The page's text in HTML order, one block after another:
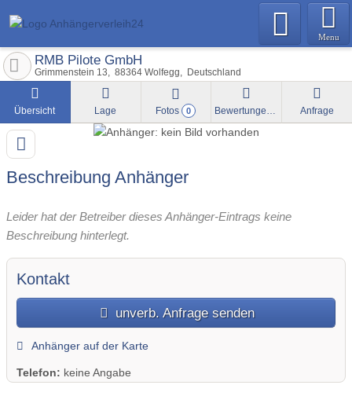
Menu
RMB Pilote GmbH
Grimmenstein 13 88364 Wolfegg Deutschland
Übersicht Lage Fotos 0 Bewertungen Anfrage
Beschreibung Anhänger
Leider hat der Betreiber dieses Anhänger-Eintrags keine
Beschreibung hinterlegt.
Kontakt
unverb. Anfrage senden
Anhänger auf der Karte
Telefon: keine Angabe